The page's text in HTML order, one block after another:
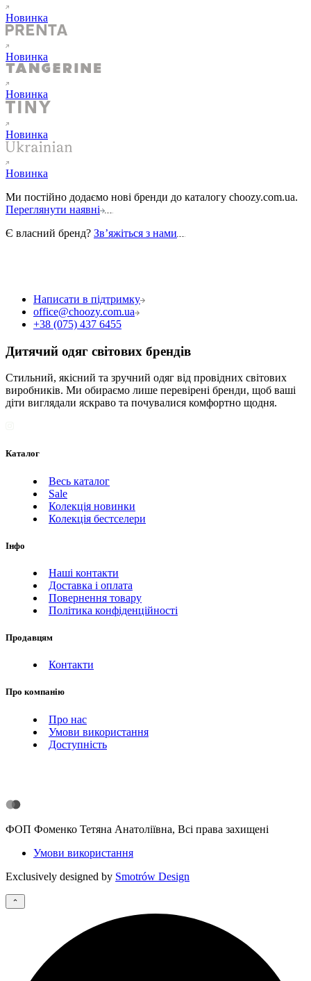
Новинка
Новинка
Новинка
Новинка
Новинка
Ми постійно додаємо нові бренди до каталогу choozy.com.ua.
Переглянути наявні
Є власний бренд? Звʼяжіться з нами
Написати в підтримку
office@choozy.com.ua
+38 (075) 437 6455
Дитячий одяг світових брендів
Стильний, якісний та зручний одяг від провідних світових
виробників. Ми обираємо лише перевірені бренди, щоб ваші
діти виглядали яскраво та почувалися комфортно щодня.
Каталог
Весь каталог
Sale
Колекція новинки
Колекція бестселери
Інфо
Наші контакти
Доставка і оплата
Повернення товару
Політика конфіденційності
Продавцям
Контакти
Про компанію
Про нас
Умови використання
Доступність
ФОП Фоменко Тетяна Анатоліївна, Всі права захищені
Умови використання
Exclusively designed by Smotrów Design